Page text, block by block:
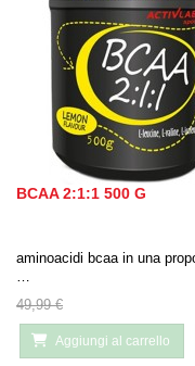
BCAA 2:1:1 500 G
aminoacidi bcaa in una
…
49,99 €
Aggiungi al carrello